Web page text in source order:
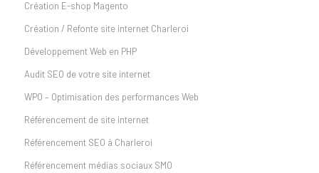
Création E-shop Magento
Création / Refonte site internet Charleroi
Développement Web en PHP
Audit SEO de votre site internet
WPO – Optimisation des performances Web
Référencement de site internet
Référencement SEO à Charleroi
Référencement médias sociaux SMO